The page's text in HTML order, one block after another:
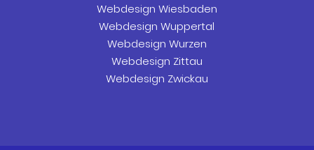
Webdesign Wiesbaden
Webdesign Wuppertal
Webdesign Wurzen
Webdesign Zittau
Webdesign Zwickau